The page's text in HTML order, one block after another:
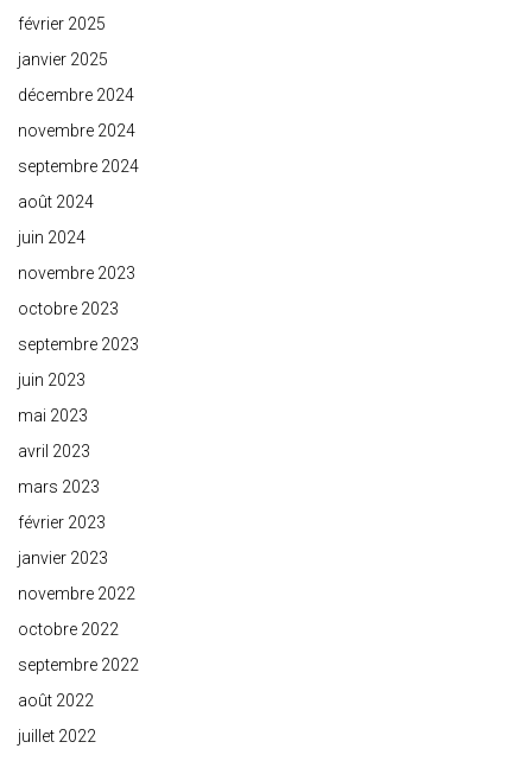
février 2025
janvier 2025
décembre 2024
novembre 2024
septembre 2024
août 2024
juin 2024
novembre 2023
octobre 2023
septembre 2023
juin 2023
mai 2023
avril 2023
mars 2023
février 2023
janvier 2023
novembre 2022
octobre 2022
septembre 2022
août 2022
juillet 2022